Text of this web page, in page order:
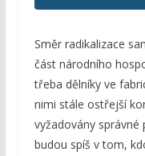
Směr radikalizace
část národního
třeba dělníky ve
nimi stále ostřejší
vyžadovány správné
budou spíš v tom,